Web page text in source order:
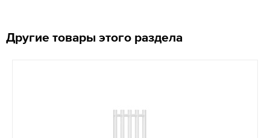
Другие товары этого раздела